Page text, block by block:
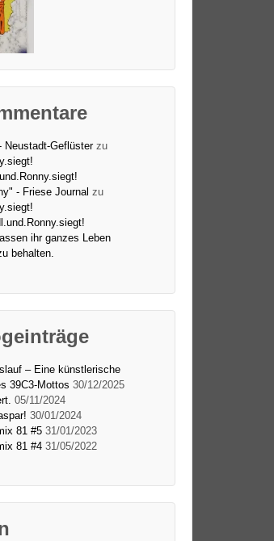
Neustadt-Geflüsterzu
- Friese Journal zu
ihr ganzes Leben
behalten.
– Eine künstlerische
39C3-Mottos 30/12/2025
05/11/2024
30/01/2024
81 #5 31/01/2023
81 #4 31/05/2022